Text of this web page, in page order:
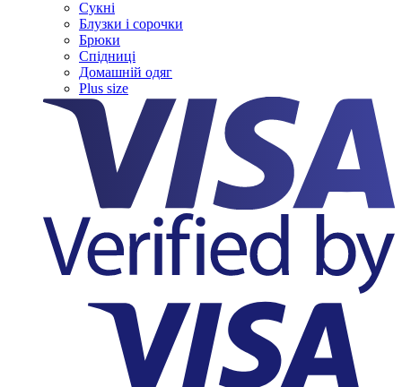
Сукні
Блузки і сорочки
Брюки
Спідниці
Домашній одяг
Plus size